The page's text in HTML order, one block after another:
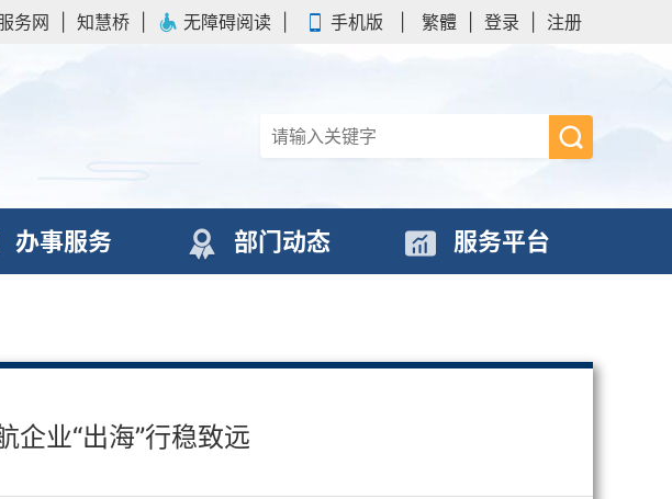
务网 知慧桥 无障碍阅读 手机版 繁體 登录 注册
办事服务 部门动态 服务平台
企业“出海”行稳致远